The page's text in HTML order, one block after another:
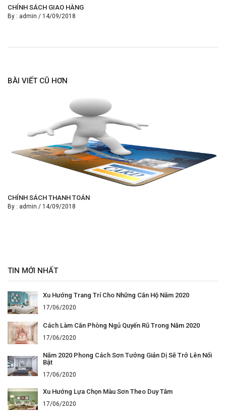
CHÍNH SÁCH GIAO HÀNG
By : admin / 14/09/2018
BÀI VIẾT CŨ HƠN
CHÍNH SÁCH THANH TOÁN
By : admin / 14/09/2018
TIN MỚI NHẤT
Xu Hướng Trang Trí Cho Những Căn Hộ Năm 2020
17/06/2020
Cách Làm Căn Phòng Ngủ Quyến Rũ Trong Năm 2020
17/06/2020
Năm 2020 Phong Cách Sơn Tưởng Giản Dị Sẽ Trở Lên Nổi
Bật
17/06/2020
Xu Hướng Lựa Chọn Màu Sơn Theo Duy Tâm
17/06/2020